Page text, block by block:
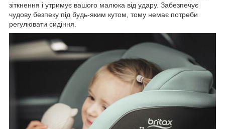
зіткнення і утримує вашого малюка від удару. Забезпечує
чудову безпеку під будь-яким кутом, тому немає потреби
регулювати сидіння.